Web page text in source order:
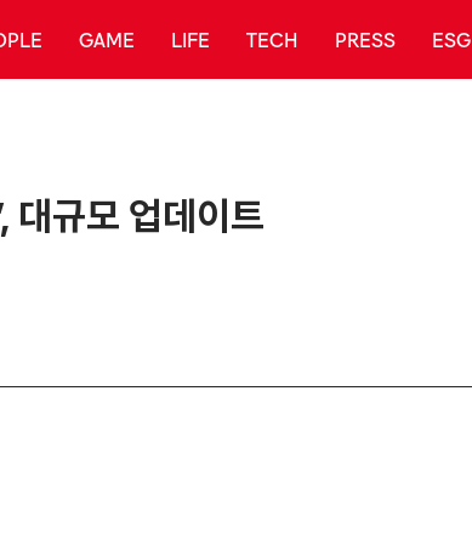
GAME LIFE TECH PRESS ESG
대규모 업데이트